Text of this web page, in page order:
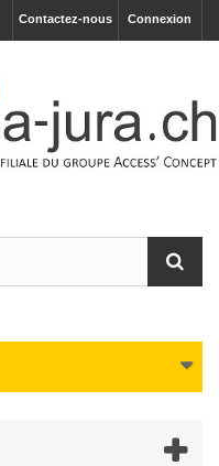
Connexion
Contactez-nous